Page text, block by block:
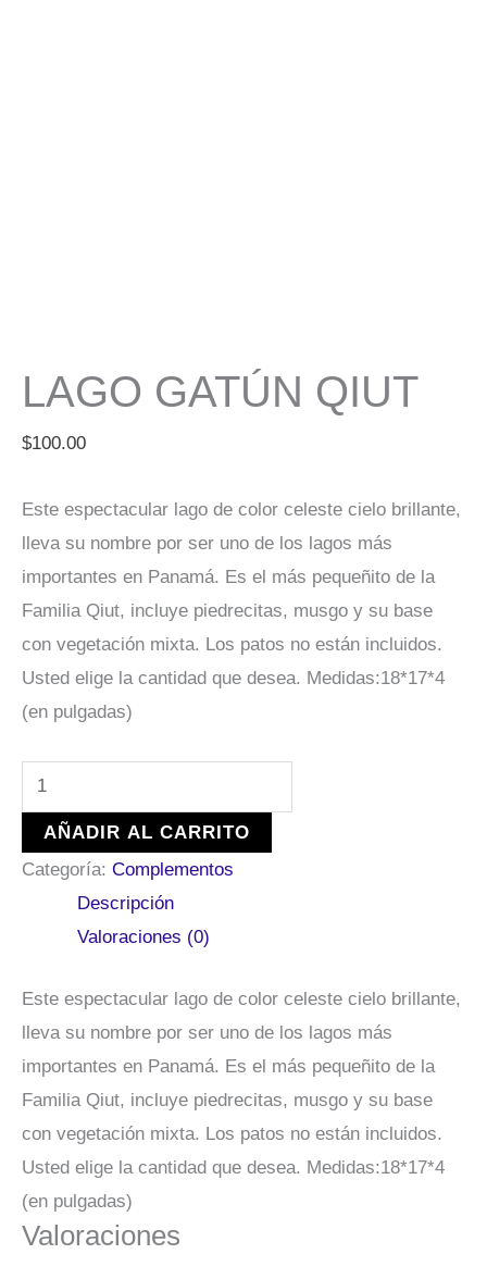
LAGO GATÚN QIUT
$100.00
Este espectacular lago de color celeste cielo brillante,
lleva su nombre por ser uno de los lagos más
importantes en Panamá. Es el más pequeñito de la
Familia Qiut, incluye piedrecitas, musgo y su base
con vegetación mixta. Los patos no están incluidos.
Usted elige la cantidad que desea. Medidas:18*17*4
(en pulgadas)
AÑADIR AL CARRITO
Categoría: Complementos
Descripción
Valoraciones (0)
Este espectacular lago de color celeste cielo brillante,
lleva su nombre por ser uno de los lagos más
importantes en Panamá. Es el más pequeñito de la
Familia Qiut, incluye piedrecitas, musgo y su base
con vegetación mixta. Los patos no están incluidos.
Usted elige la cantidad que desea. Medidas:18*17*4
(en pulgadas)
Valoraciones